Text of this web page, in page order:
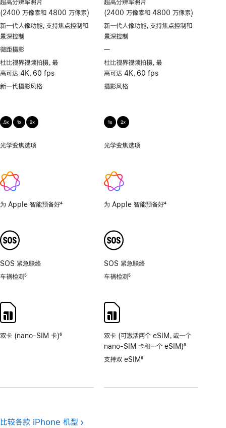
超高分辨率照片
(2400 万像素和 4800 万像素)
新一代人像功能，支持焦点控制和
景深控制
微距摄影
杜比视界视频拍摄，最
高可达 4K，60 fps
新一代摄影风格
光学变焦选项
为 Apple 智能预备好4
SOS 紧急联络
车祸检测5
双卡 (nano-SIM 卡)6
超高分辨率照片
(2400 万像素和 4800 万像素)
新一代人像功能，支持焦点控制和
景深控制
—
支
持
杜比视界视频拍摄，最
高可达 4K，60 fps
摄影风格
光学变焦选项
为 Apple 智能预备好4
SOS 紧急联络
车祸检测5
双卡 (可激活两个 eSIM，或一个
nano-SIM 卡和一个 eSIM)
脚
8
支持双 eSIM8
比较各款 iPhone 机型